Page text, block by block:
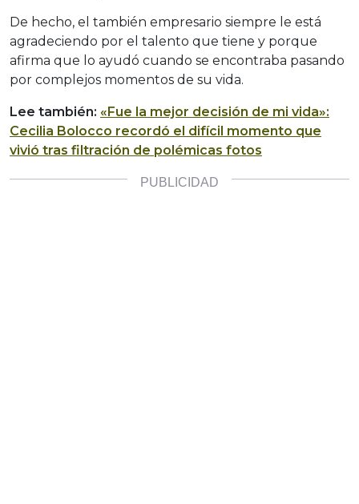
De hecho, el también empresario siempre le está
agradeciendo por el talento que tiene y porque
afirma que lo ayudó cuando se encontraba pasando
por complejos momentos de su vida.
Lee también: «Fue la mejor decisión de mi vida»:
Cecilia Bolocco recordó el difícil momento que
vivió tras filtración de polémicas fotos